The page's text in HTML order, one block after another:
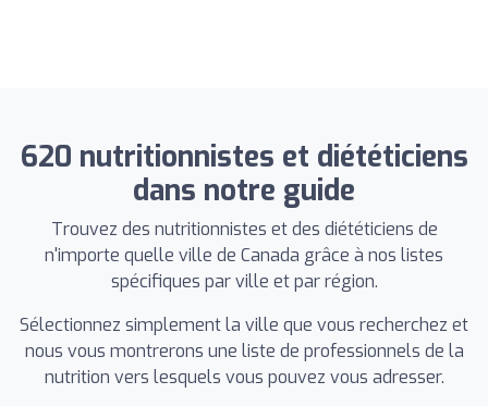
620 nutritionnistes et diététiciens
dans notre guide
Trouvez des nutritionnistes et des diététiciens de
n'importe quelle ville de Canada grâce à nos listes
spécifiques par ville et par région.
Sélectionnez simplement la ville que vous recherchez et
nous vous montrerons une liste de professionnels de la
nutrition vers lesquels vous pouvez vous adresser.